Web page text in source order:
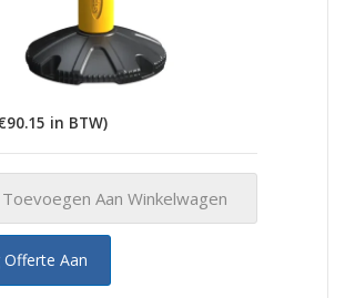
90.15 in BTW)
Toevoegen Aan Winkelwagen
Offerte Aan